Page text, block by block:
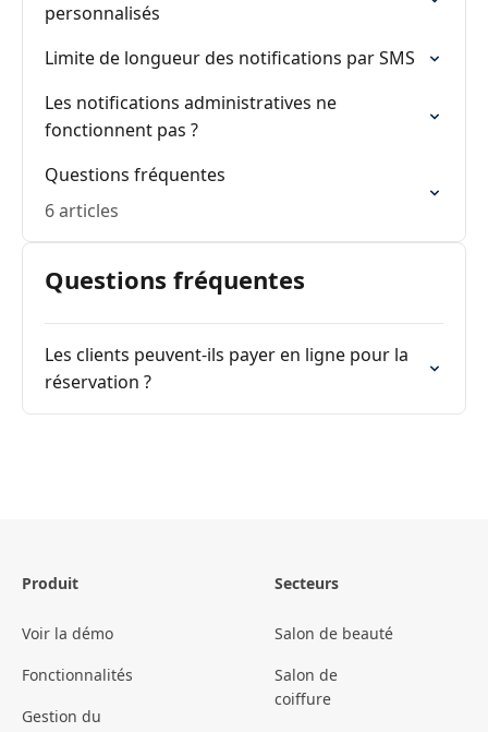
personnalisés
Limite de longueur des notifications par SMS
Les notifications administratives ne
fonctionnent pas ?
Questions fréquentes
6 articles
Questions fréquentes
Les clients peuvent-ils payer en ligne pour la
réservation ?
Produit
Voir la démo
Fonctionnalités
Gestion du
Secteurs
Salon de beauté
Salon de
coiffure